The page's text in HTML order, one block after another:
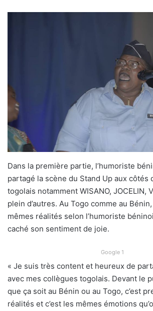
Dans la première partie, l’humoriste
partagé la scène du Stand Up aux côtés
togolais notamment WISANO, JOCELIN,
plein d’autres. Au Togo comme au
mêmes réalités selon l’humoriste
caché son sentiment de joie.
Google 1
« Je suis très content et heureux de
avec mes collègues togolais. Devant le
que ça soit au Bénin ou au Togo, c’est
réalités et c’est les mêmes émotions